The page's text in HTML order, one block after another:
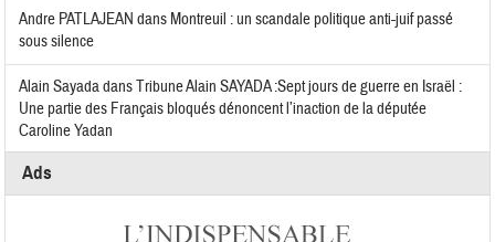
Andre PATLAJEAN dans Montreuil : un scandale politique anti-juif passé
sous silence
Alain SayadadansTribune Alain SAYADA :Sept jours de guerre en Israël :
Une partie des Français bloqués dénoncent l’inaction de la députée
Caroline Yadan
Ads